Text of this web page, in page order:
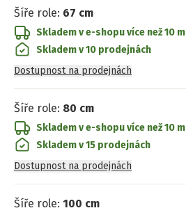
Šíře role: 67 cm
Skladem v e-shopuvíce než 10 m
Skladem v 10 prodejnách
Dostupnost na prodejnách
Šíře role: 80 cm
Skladem v e-shopuvíce než 10 m
Skladem v 15 prodejnách
Dostupnost na prodejnách
Šíře role: 100 cm